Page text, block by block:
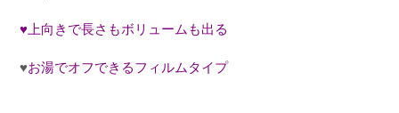
♥️ 上向きで長さもボリュームも出る
♥️お湯でオフできるフィルムタイプ